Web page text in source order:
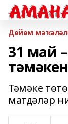
Дөйөм
31 май
Тәмәке
матдәләр